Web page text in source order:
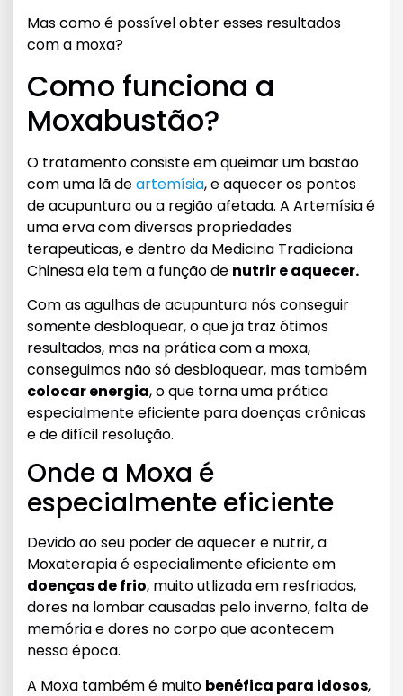
Mas como é possível obter esses resultados
com a moxa?
Como funciona a
Moxabustão?
O tratamento consiste em queimar um bastão
com uma lã deartemísia, e aquecer os pontos
de acupuntura ou a região afetada. A Artemísia é
uma erva com diversas propriedades
terapeuticas, e dentro da Medicina Tradiciona
Chinesa ela tem a função de nutrir e aquecer.
Com as agulhas de acupuntura nós conseguir
somente desbloquear, o que ja traz ótimos
resultados, mas na prática com a moxa,
conseguimos não só desbloquear, mas também
colocar energia, o que torna uma prática
especialmente eficiente para doenças crônicas
e de difícil resolução.
Onde a Moxa é
especialmente eficiente
Devido ao seu poder de aquecer e nutrir, a
Moxaterapia é especialimente eficiente em
doenças de frio, muito utlizada em resfriados,
dores na lombar causadas pelo inverno, falta de
memória e dores no corpo que acontecem
nessa época.
A Moxa também é muito benéfica para idosos,